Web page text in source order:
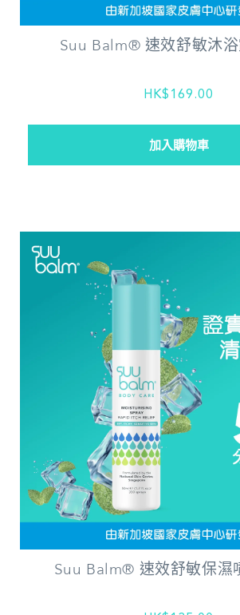
Suu Balm® 速效舒敏沐
HK$169.00
Suu Balm® 速效舒敏保濕